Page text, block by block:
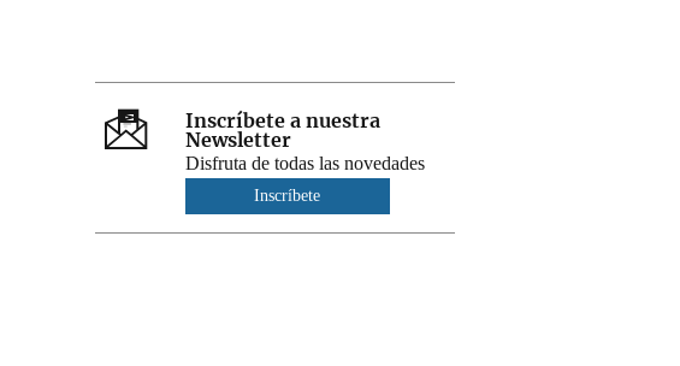
Inscríbete a nuestra
Newsletter
Disfruta de todas las novedades
Inscríbete